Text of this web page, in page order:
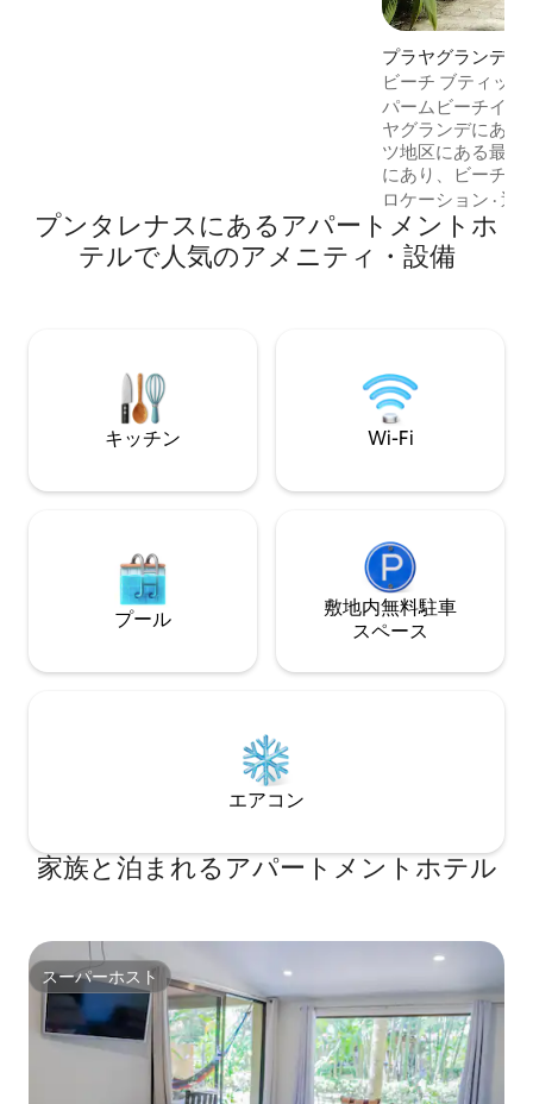
プラヤグランデの
ビーチ ブティッ
タジオアパートメ
パームビーチイン
ヤグランデにある
ツ地区にある最新
にあり、ビーチま
ビーチインは、
ムアパートメン
供し、休息とく
いただけます。
ゲームルームが必
の可能性を提供し
ロケーション ·近
プンタレナスにあるアパートメントホ
テルで人気のアメニティ・設備
キッチン Wi-Fi
プール
敷地内無料駐⁠車
ス⁠ペ⁠ー⁠ス
エアコン
家族と泊まれるアパートメントホテル
スーパーホスト
スーパーホスト